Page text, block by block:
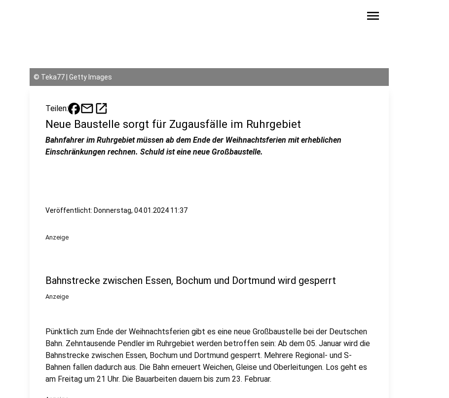
menu
© Teka77 | Getty Images
Teilen: mailopen_in_new
Neue Baustelle sorgt für Zugausfälle im Ruhrgebiet
Bahnfahrer im Ruhrgebiet müssen ab dem Ende der Weihnachtsferien mit erheblichen
Einschränkungen rechnen. Schuld ist eine neue Großbaustelle.
Veröffentlicht: Donnerstag, 04.01.2024 11:37
Anzeige
Bahnstrecke zwischen Essen, Bochum und Dortmund wird gesperrt
Anzeige
Pünktlich zum Ende der Weihnachtsferien gibt es eine neue Großbaustelle bei der Deutschen
Bahn. Zehntausende Pendler im Ruhrgebiet werden betroffen sein: Ab dem 05. Januar wird die
Bahnstrecke zwischen Essen, Bochum und Dortmund gesperrt. Mehrere Regional- und S-
Bahnen fallen dadurch aus. Die Bahn erneuert Weichen, Gleise und Oberleitungen. Los geht es
am Freitag um 21 Uhr. Die Bauarbeiten dauern bis zum 23. Februar.